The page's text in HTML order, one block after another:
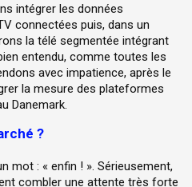
intégrer les données
connectées puis, dans un
la télé segmentée intégrant
entendu, comme toutes les
avec impatience, après le
la mesure des plateformes
Danemark.
?
mot : « enfin ! ». Sérieusement,
combler une attente très forte